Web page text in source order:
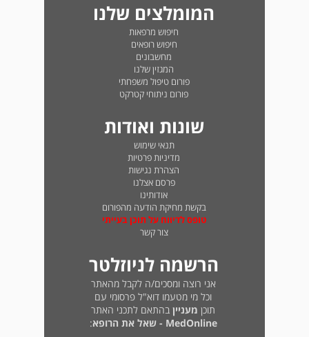
המומלצים שלנו
חיפוש מרפאות
חיפוש רופאים
מחשבונים
המגזין שלנו
פורום טיפול משפחתי
פורום ניתוחי קטרקט
שונות ואודות
תנאי שימוש
מדיניות פרטיות
הצהרת נגישות
פרסם אצלנו
אודותינו
בקשת מחיקת הודעה מהפורום
טופס לדיווח על תוכן בעייתי
צור קשר
הרשמה לניוזלטר
אני רוצה ומסכים/ה לקבל מהאתר
וכל מי מטעמו דוא"ל פרסומי עם
תוכן מעניין בהתאם לתכני האתר
MedOnline - שאל את הרופא
: